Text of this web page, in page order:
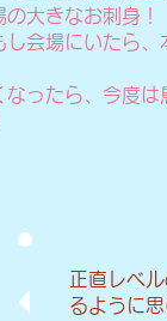
大きなお刺身！
会場にいたら
ったら、今度
正直レベ
るように